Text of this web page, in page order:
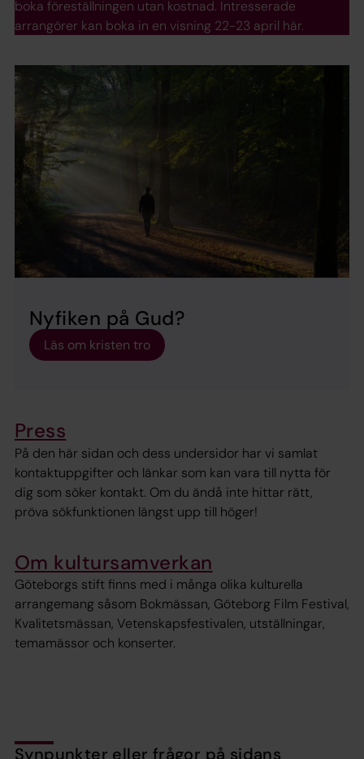
boka föreställningen utan kostnad. Intresserade
arrangörer kan boka in en visning 22-23 april här.
Nyfiken på Gud?
Läs om kristen tro
Press
På den här sidan och dess undersidor har vi samlat
kontaktuppgifter och länkar som kan vara till nytta för
dig som söker kontakt. Om du ändå inte hittar rätt,
pröva sökfunktionen längst upp till höger!
Om kultursamverkan
Göteborgs stift finns med i många olika kulturella
arrangemang såsom Bokmässan, Göteborg Film Festival,
Kvalitetsmässan, Vetenskapsfestivalen, utställningar,
temamässor och konserter.
Synpunkter eller frågor på sidans